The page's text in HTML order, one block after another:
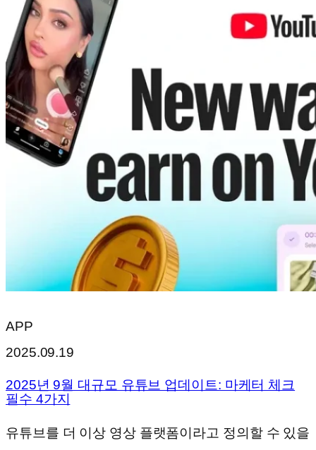
APP
2025.09.19
2025년 9월 대규모 유튜브 업데이트: 마케터 체크
필수 4가지
유튜브를 더 이상 영상 플랫폼이라고 정의할 수 있을